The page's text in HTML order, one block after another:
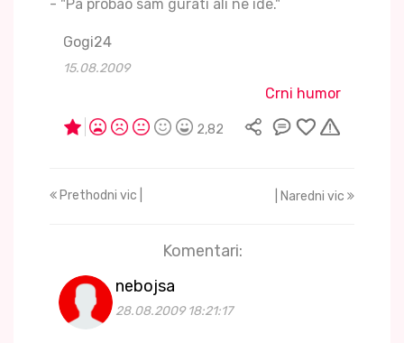
- "Pa probao sam gurati ali ne ide."
Gogi24
15.08.2009
Crni humor
2,82
Prethodni vic | | Naredni vic
Komentari:
nebojsa
28.08.2009 18:21:17